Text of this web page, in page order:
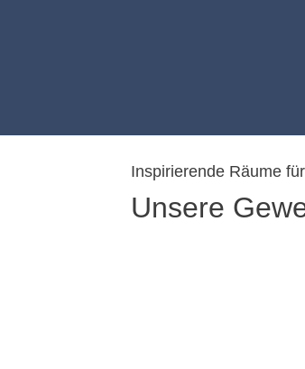
Inspirierende Räume
Unsere